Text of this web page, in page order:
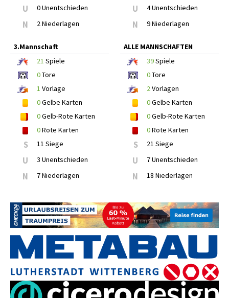
U 0 Unentschieden
N 2 Niederlagen
U 4 Unentschieden
N 9 Niederlagen
3.Mannschaft
21 Spiele
0Tore
1 Vorlage
0Gelbe Karten
0Gelb-Rote Karten
0Rote Karten
S 11 Siege
U 3 Unentschieden
N 7 Niederlagen
ALLE MANNSCHAFTEN
39Spiele
0Tore
2Vorlagen
0Gelbe Karten
0Gelb-Rote Karten
0Rote Karten
S 21 Siege
U 7 Unentschieden
N 18 Niederlagen